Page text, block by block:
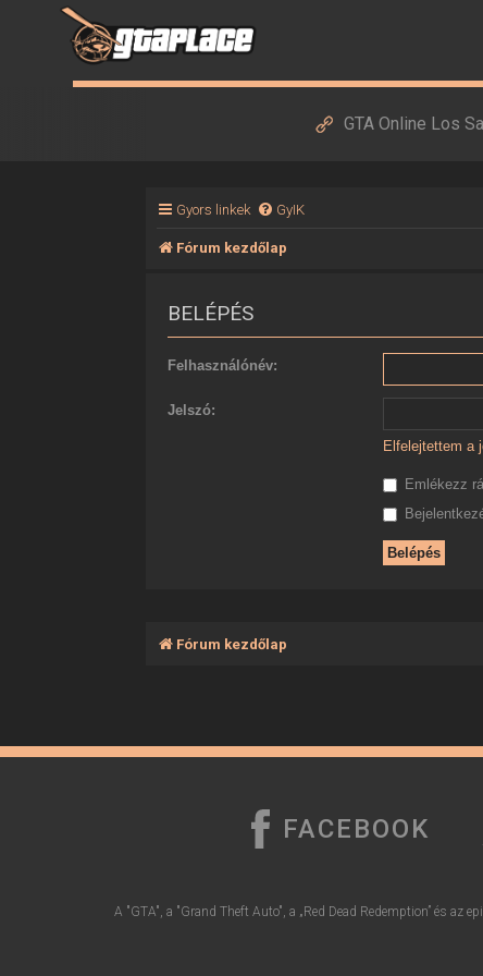
GTA Online Los
Gyors linkek GyIK
Fórum kezdőlap
BELÉPÉS
Felhasználónév:
Jelszó:
Elfelejtettem a
Emlékezz
Fórum kezdőlap
FACEBOOK
A "GTA", a "Grand Theft Auto", a „Red Dead Redemption” és